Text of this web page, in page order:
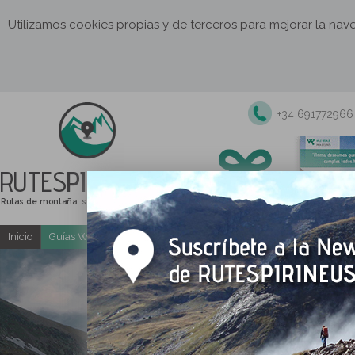
Utilizamos cookies propias y de terceros para mejorar la
RUTESPIRINEUS
Rutas de montaña, senderismo y excursiones
+34 691772966
Inicio Guías Web y PDF gratuitas Excursiones y actividades